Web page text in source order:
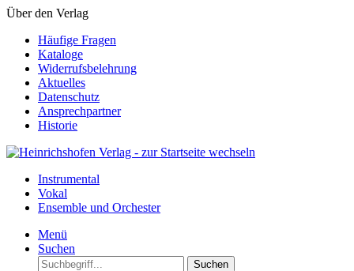
Über den Verlag
Häufige Fragen
Kataloge
Widerrufsbelehrung
Aktuelles
Datenschutz
Ansprechpartner
Historie
Instrumental
Vokal
Ensemble und Orchester
Menü
Suchen
Suchen